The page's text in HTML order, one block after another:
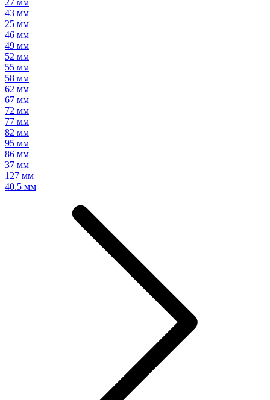
27 мм
43 мм
25 мм
46 мм
49 мм
52 мм
55 мм
58 мм
62 мм
67 мм
72 мм
77 мм
82 мм
95 мм
86 мм
37 мм
127 мм
40.5 мм